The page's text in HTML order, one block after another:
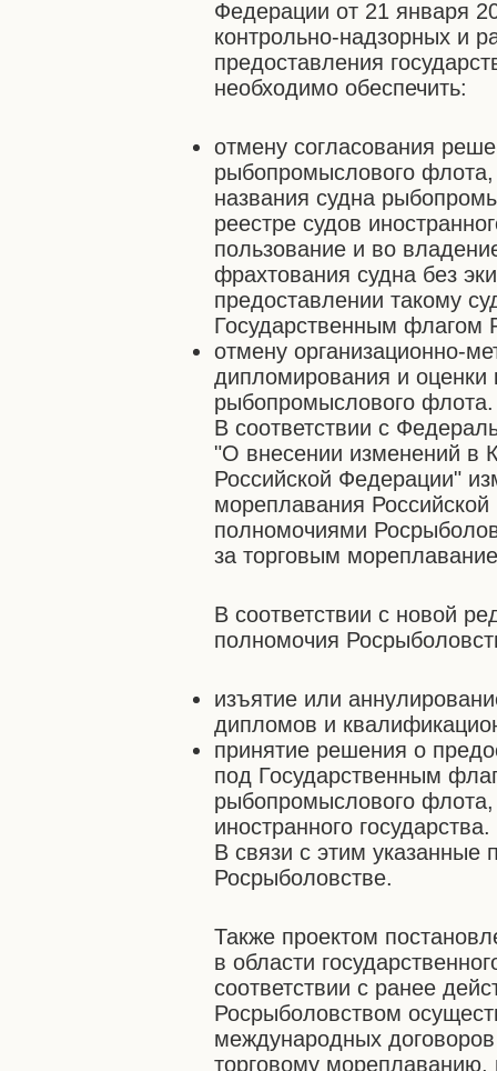
Федерации от 21 января
контрольно-надзорных и
предоставления
необходимо обеспечить:
отмену согласования
рыбопромыслового флота,
названия судна
реестре судов
пользование и во
фрахтования судна без
предоставлении такому
Государственным флагом
отмену организационно-
дипломирования и оценки
рыбопромыслового флота.
В соответствии с
"О внесении изменений в
Российской Федерации"
мореплавания
полномочиями
за торговым
В соответствии с новой
полномочия
изъятие или
дипломов и
принятие решения о
под Государственным
рыбопромыслового флота,
иностранного государства.
В связи с этим
Росрыболовстве.
Также проектом
в области
соответствии с ранее
Росрыболовством
международных
торговому мореплаванию,